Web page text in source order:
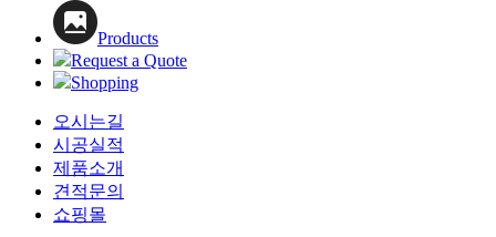
Products
Request a Quote
Shopping
오시는길
시공실적
제품소개
견적문의
쇼핑몰